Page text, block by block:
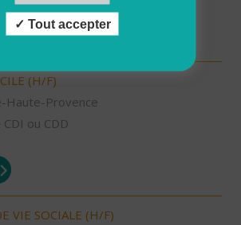
(H/F)
Haute-Provence
ou CDD
VIE SOCIALE (H/F)
Tout accepter